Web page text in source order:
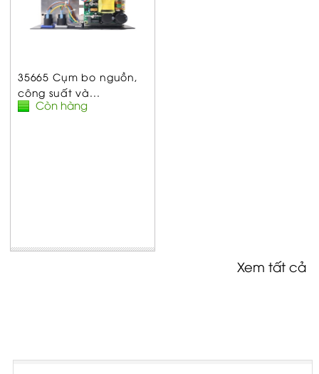
35665 Cụm bo nguồn,
công suất và...
Còn hàng
Xem tất cả